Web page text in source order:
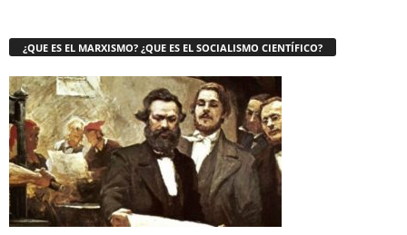
¿QUE ES EL MARXISMO? ¿QUE ES EL SOCIALISMO CIENTÍFICO?